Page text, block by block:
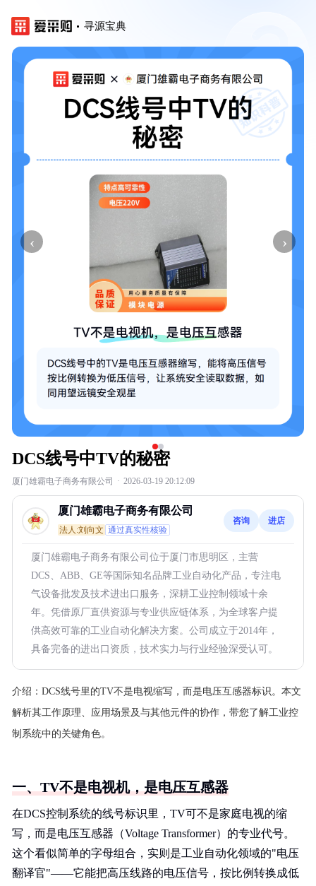
寻源宝典
‹ ›
DCS线号中TV的秘密
厦门雄霸电子商务有限公司 · 2026-03-19 20:12:09
厦门雄霸电子商务有限公司
法人:刘向文 通过真实性核验
咨询 进店
厦门雄霸电子商务有限公司位于厦门市思明区，主营
DCS、ABB、GE等国际知名品牌工业自动化产品，专注电
气设备批发及技术进出口服务，深耕工业控制领域十余
年。凭借原厂直供资源与专业供应链体系，为全球客户提
供高效可靠的工业自动化解决方案。公司成立于2014年，
具备完备的进出口资质，技术实力与行业经验深受认可。
介绍： DCS线号里的TV不是电视缩写，而是电压互感器标识。本文
解析其工作原理、应用场景及与其他元件的协作，带您了解工业控
制系统中的关键角色。
一、TV不是电视机，是电压互感器
在DCS控制系统的线号标识里，TV可不是家庭电视的缩
写，而是电压互感器（Voltage Transformer）的专业代号。
这个看似简单的字母组合，实则是工业自动化领域的"电压
翻译官"——它能把高压线路的电压信号，按比例转换成低